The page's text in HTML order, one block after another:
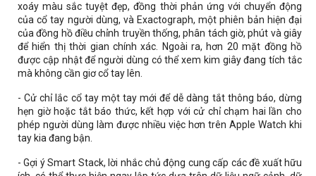
xoáy màu sắc tuyệt đẹp, đồng thời phản ứng với chuyển động
của cổ tay người dùng, và Exactograph, một phiên bản hiện đại
của đồng hồ điều chỉnh truyền thống, phân tách giờ, phút và giây
để hiển thị thời gian chính xác. Ngoài ra, hơn 20 mặt đồng hồ
được cập nhật để người dùng có thể xem kim giây đang tích tắc
mà không cần giơ cổ tay lên.
- Cử chỉ lắc cổ tay một tay mới để dễ dàng tắt thông báo, dừng
hẹn giờ hoặc tắt báo thức, kết hợp với cử chỉ chạm hai lần cho
phép người dùng làm được nhiều việc hơn trên Apple Watch khi
tay kia đang bận.
- Gợi ý Smart Stack, lời nhắc chủ động cung cấp các đề xuất hữu